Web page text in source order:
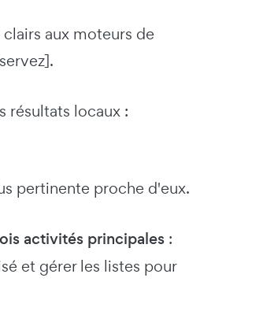
aux moteurs de
résultats locaux :
pertinente proche d'eux.
activités principales :
et gérer les listes pour